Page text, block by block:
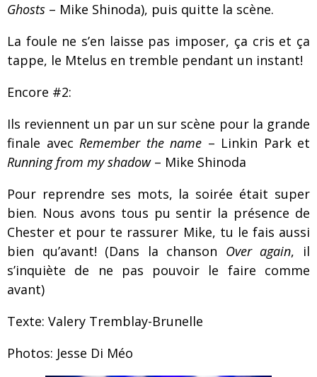
Ghosts – Mike Shinoda), puis quitte la scène.
La foule ne s’en laisse pas imposer, ça cris et ça
tappe, le Mtelus en tremble pendant un instant!
Encore #2:
Ils reviennent un par un sur scène pour la grande
finale avec Remember the name – Linkin Park et
Running from my shadow– Mike Shinoda
Pour reprendre ses mots, la soirée était super
bien. Nous avons tous pu sentir la présence de
Chester et pour te rassurer Mike, tu le fais aussi
bien qu’avant! (Dans la chanson Over again, il
s’inquiète de ne pas pouvoir le faire comme
avant)
Texte: Valery Tremblay-Brunelle
Photos: Jesse Di Méo